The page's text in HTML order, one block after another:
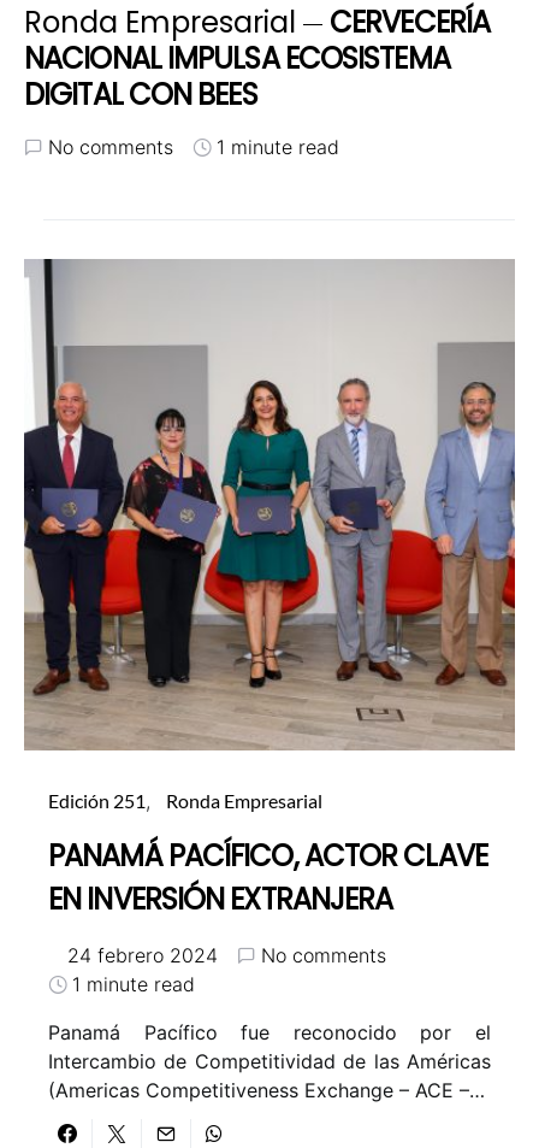
Ronda Empresarial
CERVECERÍA
NACIONAL IMPULSA ECOSISTEMA
DIGITAL CON BEES
No comments 1 minute read
Edición 251 Ronda Empresarial
PANAMÁ PACÍFICO, ACTOR CLAVE
EN INVERSIÓN EXTRANJERA
24 febrero 2024
No comments
1 minute read
Panamá Pacífico fue reconocido por el
Intercambio de Competitividad de las Américas
(Americas Competitiveness Exchange – ACE –…